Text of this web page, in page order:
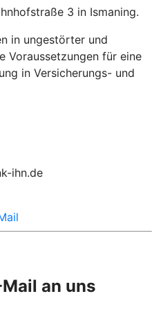
3 in Ismaning.
in ungestörter und
Voraussetzungen für eine
in Versicherungs- und
ihn.de
an uns